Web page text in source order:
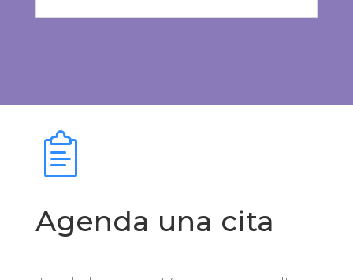
Agenda una cita